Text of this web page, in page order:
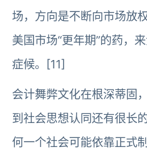
场，方向是不断向市场放
美国市场“更年期”的药，
症候。[11]
会计舞弊文化在根深蒂固
到社会思想认同还有很长
何一个社会可能依靠正式